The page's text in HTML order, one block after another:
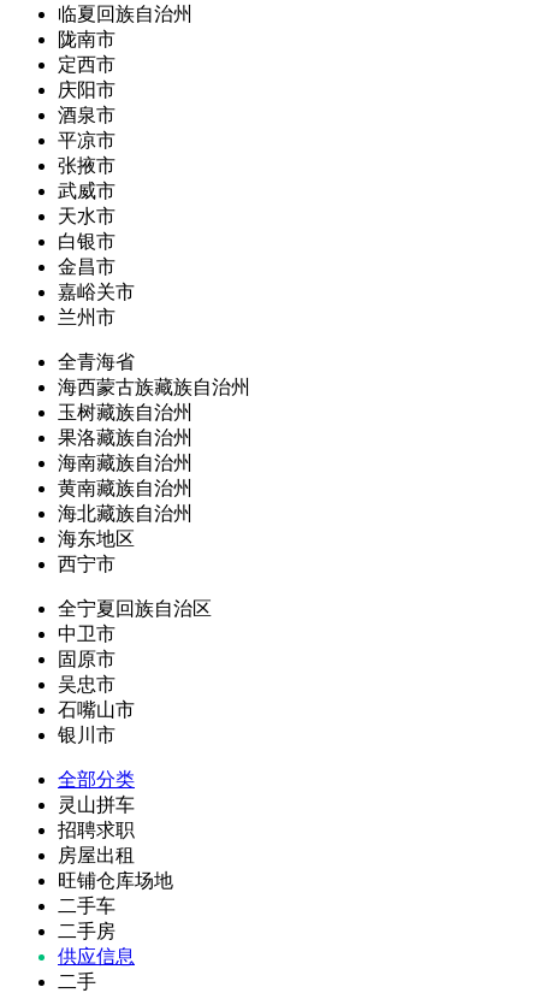
临夏回族自治州
陇南市
定西市
庆阳市
酒泉市
平凉市
张掖市
武威市
天水市
白银市
金昌市
嘉峪关市
兰州市
全青海省
海西蒙古族藏族自治州
玉树藏族自治州
果洛藏族自治州
海南藏族自治州
黄南藏族自治州
海北藏族自治州
海东地区
西宁市
全宁夏回族自治区
中卫市
固原市
吴忠市
石嘴山市
银川市
全部分类
灵山拼车
招聘求职
房屋出租
旺铺仓库场地
二手车
二手房
供应信息
二手